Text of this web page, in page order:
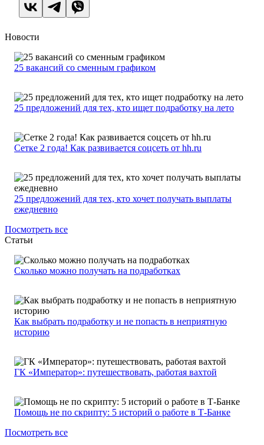
Новости
25 вакансий со сменным графиком
25 предложений для тех, кто ищет подработку на лето
Сетке 2 года! Как развивается соцсеть от hh.ru
25 предложений для тех, кто хочет получать выплаты
ежедневно
Посмотреть все
Статьи
Сколько можно получать на подработках
Как выбрать подработку и не попасть в неприятную
историю
ГК «Император»: путешествовать, работая вахтой
Помощь не по скрипту: 5 историй о работе в Т-Банке
Посмотреть все